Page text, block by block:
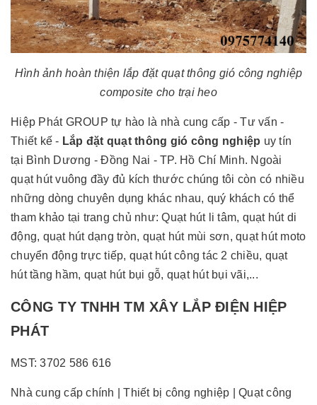
Hình ảnh hoàn thiện lắp đặt quạt thông gió công nghiệp
composite cho trại heo
Hiệp Phát GROUP tự hào là nhà cung cấp - Tư vấn -
Thiết kế - Lắp đặt quạt thông gió công nghiệp uy tín
tại Bình Dương - Đồng Nai - TP. Hồ Chí Minh. Ngoài
quạt hút vuông đầy đủ kích thước chúng tôi còn có nhiều
những dòng chuyên dụng khác nhau, quý khách có thể
tham khảo tại trang chủ như: Quạt hút li tâm, quạt hút di
động, quạt hút dạng tròn, quạt hút mùi sơn, quạt hút moto
chuyển động trực tiếp, quạt hút công tác 2 chiều, quạt
hút tầng hầm, quạt hút bụi gỗ, quạt hút bụi vãi,...
CÔNG TY TNHH TM XÂY LẮP ĐIỆN HIỆP
PHÁT
MST: 3702 586 616
Nhà cung cấp chính | Thiết bị công nghiệp | Quạt công